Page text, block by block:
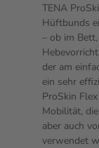
TENA
Hüftbunds
– ob im
der am
ein sehr
ProSkin
Mobilität,
aber auch
verwendet